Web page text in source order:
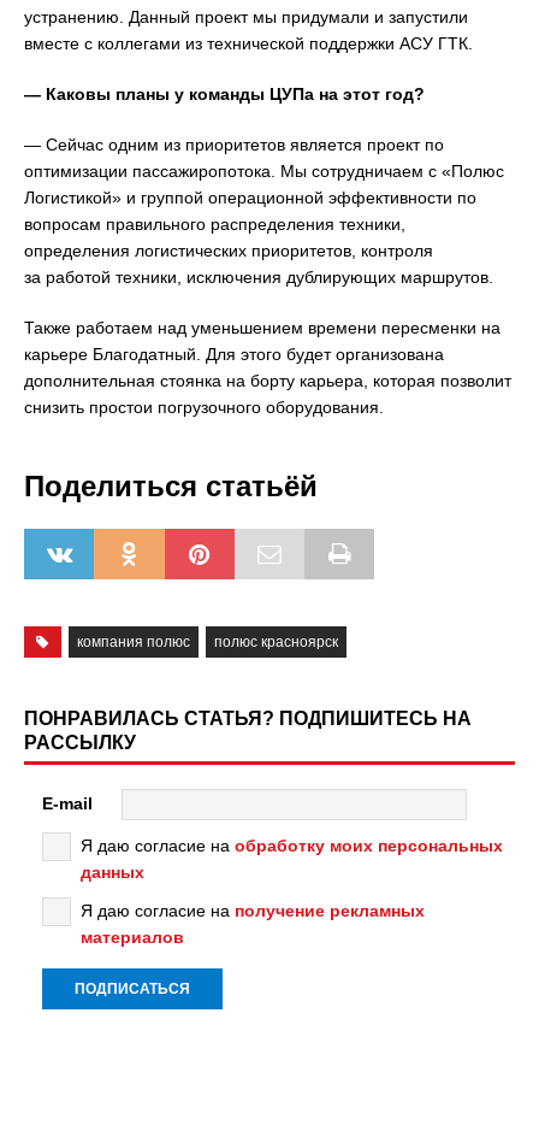
устранению. Данный проект мы придумали и запустили
вместе с коллегами из технической поддержки АСУ ГТК.
— Каковы планы у команды ЦУПа на этот год?
— Сейчас одним из приоритетов является проект по
оптимизации пассажиропотока. Мы сотрудничаем с «Полюс
Логистикой» и группой операционной эффективности по
вопросам правильного распределения техники,
определения логистических приоритетов, контроля
за работой техники, исключения дублирующих маршрутов.
Также работаем над уменьшением времени пересменки на
карьере Благодатный. Для этого будет организована
дополнительная стоянка на борту карьера, которая позволит
снизить простои погрузочного оборудования.
Поделиться статьёй
компания полюс полюс красноярск
ПОНРАВИЛАСЬ СТАТЬЯ? ПОДПИШИТЕСЬ НА
РАССЫЛКУ
E-mail
Я даю согласие на обработку моих персональных
данных
Я даю согласие на получение рекламных
материалов